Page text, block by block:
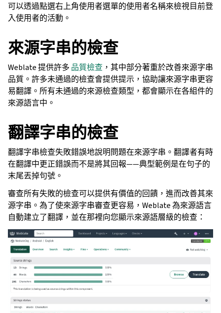
可以透過點選右上角使用者選單的使用者名稱來檢視目前登
入使用者的活動。
來源字串的檢查
Weblate 提供許多 品質檢查 ，其中部分著重於改善來源字串
品質。許多未通過的檢查會提供提示，協助讓來源字串更容
易翻譯。所有未通過的來源檢查類型，都會顯示在各組件的
來源語言中。
翻譯字串的檢查
翻譯字串檢查失敗錯誤地說明問題在來源字串。翻譯者有時
在翻譯中更正錯誤而不是將其回報——典型範例是在句子的
末尾丟掉句號。
審查所有失敗的檢查可以提供有價值的回饋，進而改善其來
源字串。為了使來源字串審查更容易，Weblate 為來源語言
自動建立了翻譯，並在那裡向您顯示來源語層級的檢查：